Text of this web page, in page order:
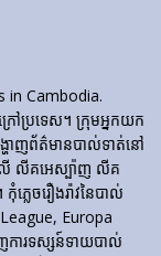
in Cambodia.
រៅ​ប្រទេស។ ក្រុមអ្នកយក
ាញព័ត៌មានបាល់ទាត់នៅ
លី លីគអេស្ប៉ាញ លីគ
លេចរឿងរ៉ាវនៃបាល់
Europa
ការទស្សន៍ទាយបាល់